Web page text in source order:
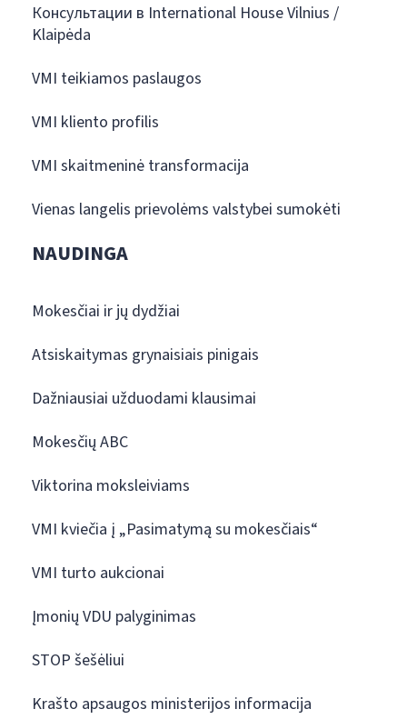
Консультации в International House Vilnius /
Klaipėda
VMI teikiamos paslaugos
VMI kliento profilis
VMI skaitmeninė transformacija
Vienas langelis prievolėms valstybei sumokėti
NAUDINGA
Mokesčiai ir jų dydžiai
Atsiskaitymas grynaisiais pinigais
Dažniausiai užduodami klausimai
Mokesčių ABC
Viktorina moksleiviams
VMI kviečia į „Pasimatymą su mokesčiais“
VMI turto aukcionai
Įmonių VDU palyginimas
STOP šešėliui
Krašto apsaugos ministerijos informacija